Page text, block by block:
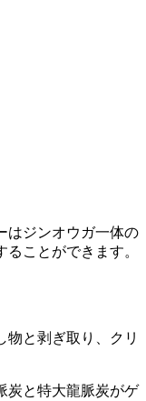
はジンオウガ一体の
ことができます。
物と剥ぎ取り、クリ
炭と特大龍脈炭がゲ